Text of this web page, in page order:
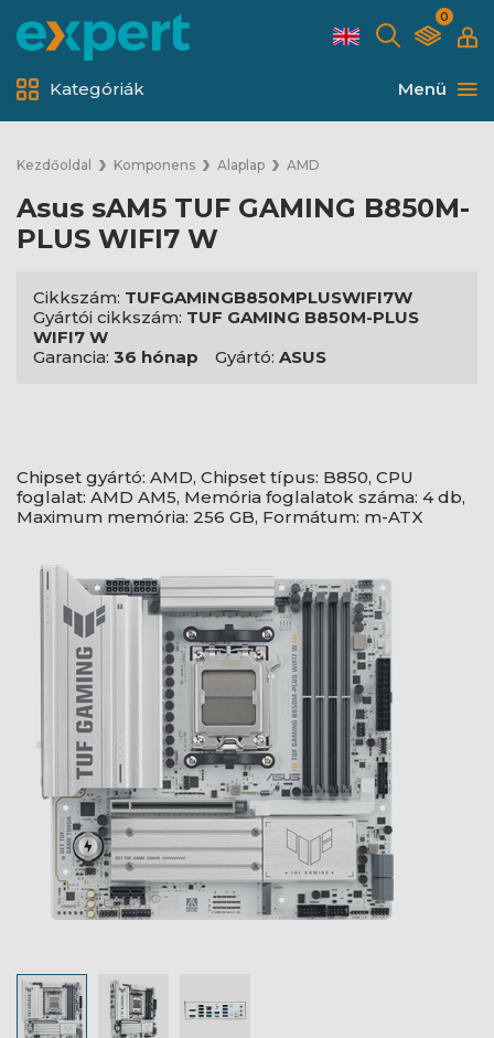
0
Menü
Kategóriák
Kezdőoldal Komponens Alaplap AMD
Asus sAM5 TUF GAMING B850M-
PLUS WIFI7 W
Cikkszám: TUFGAMINGB850MPLUSWIFI7W
Gyártói cikkszám: TUF GAMING B850M-PLUS
WIFI7 W
Garancia: 36 hónap Gyártó: ASUS
Chipset gyártó: AMD, Chipset típus: B850, CPU
foglalat: AMD AM5, Memória foglalatok száma: 4 db,
Maximum memória: 256 GB, Formátum: m-ATX